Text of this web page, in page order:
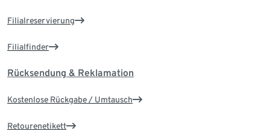
Filialreservierung
Filialfinder
Rücksendung & Reklamation
Kostenlose Rückgabe / Umtausch
Retourenetikett